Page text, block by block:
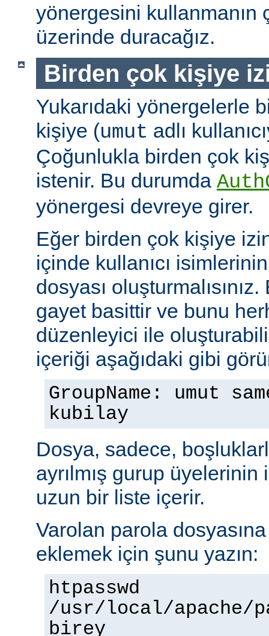
yönergesini kullanmanın
üzerinde duracağız.
Birden çok kişiye
Yukarıdaki yönergelerle
kişiye (umut adlı
Çoğunlukla birden çok
istenir. Bu durumda
yönergesi devreye girer.
Eğer birden çok kişiye
içinde kullanıcı
dosyası
gayet basittir ve bunu
düzenleyici ile
içeriği aşağıdaki gibi
GroupName: umut
kubilay
Dosya, sadece,
ayrılmış gurup
uzun bir liste içerir.
Varolan parola dosyasına
eklemek için şunu yazın:
htpasswd
/usr/local/apache/
birey